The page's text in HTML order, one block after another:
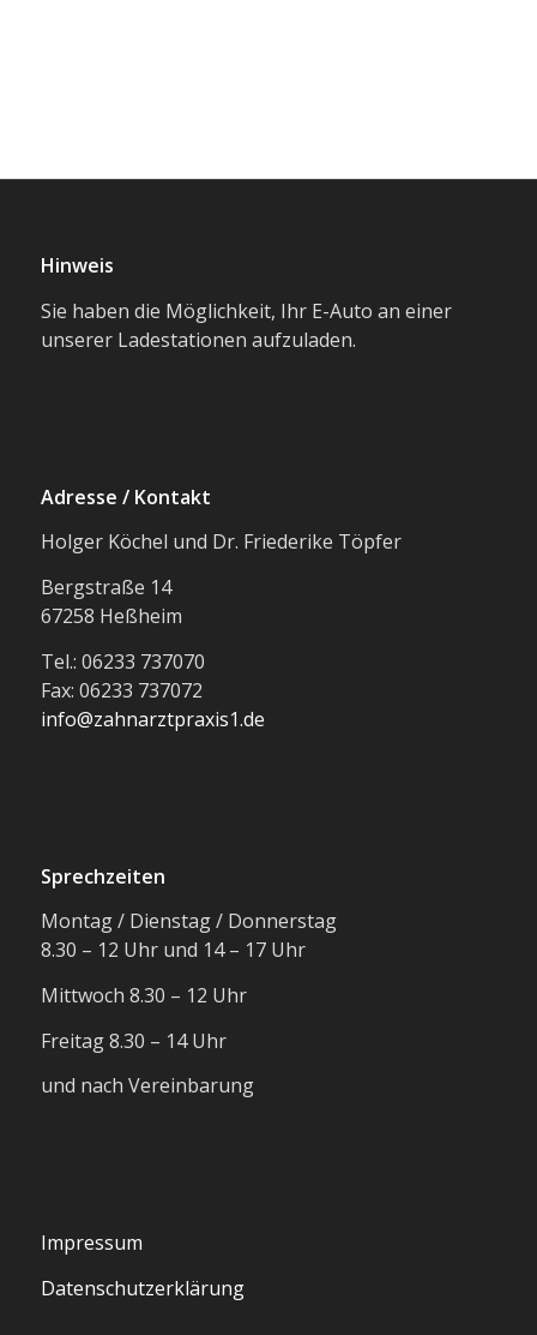
Hinweis
Sie haben die Möglichkeit, Ihr E-Auto an einer
unserer Ladestationen aufzuladen.
Adresse / Kontakt
Holger Köchel und Dr. Friederike Töpfer
Bergstraße 14
67258 Heßheim
Tel.: 06233 737070
Fax: 06233 737072
info@zahnarztpraxis1.de
Sprechzeiten
Montag / Dienstag / Donnerstag
8.30 – 12 Uhr und 14 – 17 Uhr
Mittwoch 8.30 – 12 Uhr
Freitag 8.30 – 14 Uhr
und nach Vereinbarung
Impressum
Datenschutzerklärung